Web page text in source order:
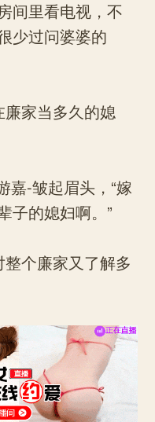
间里看电视，不
少过问婆婆的
家当多久的媳
嘉-皱起眉头，“嫁
子的媳妇啊。”
个廉家又了解多